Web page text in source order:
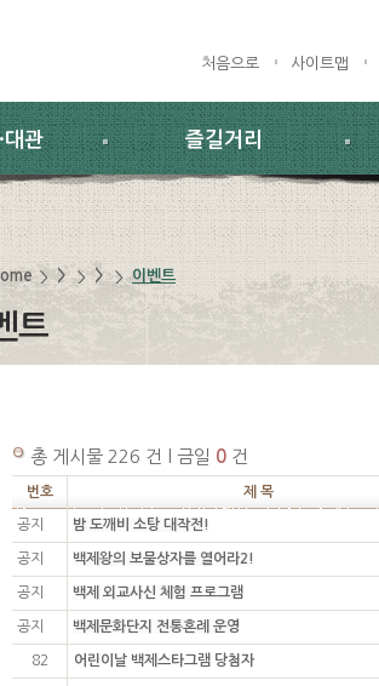
처음으로 사이트맵
대관 즐길거리
> > 이벤트
트
총 게시물 226 건 l 금일 0 건
번호 제 목
공지 밤 도깨비 소탕 대작전!
공지 백제왕의 보물상자를 열어라2!
공지 백제 외교사신 체험 프로그램
공지 백제문화단지 전통혼례 운영
82 어린이날 백제스타그램 당첨자